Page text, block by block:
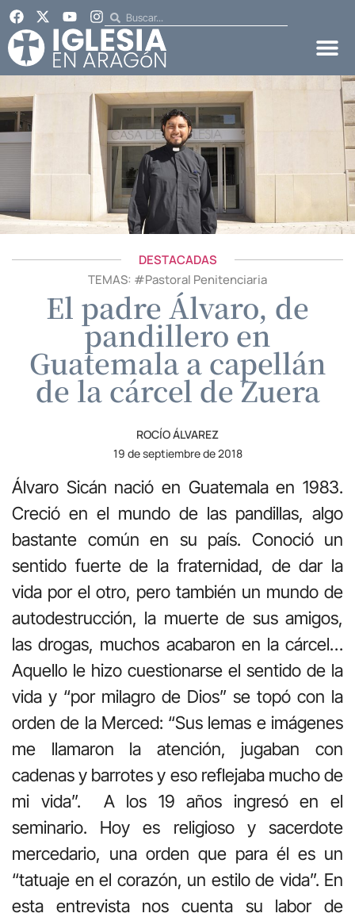
DESTACADAS
TEMAS: #Pastoral Penitenciaria
El padre Álvaro, de
pandillero en
Guatemala a capellán
de la cárcel de Zuera
ROCÍO ÁLVAREZ
19 de septiembre de 2018
Álvaro Sicán nació en Guatemala en 1983.
Creció en el mundo de las pandillas, algo
bastante común en su país. Conoció un
sentido fuerte de la fraternidad, de dar la
vida por el otro, pero también un mundo de
autodestrucción, la muerte de sus amigos,
las drogas, muchos acabaron en la cárcel…
Aquello le hizo cuestionarse el sentido de la
vida y “por milagro de Dios” se topó con la
orden de la Merced: “Sus lemas e imágenes
me llamaron la atención, jugaban con
cadenas y barrotes y eso reflejaba mucho de
mi vida”.
A los 19 años ingresó en el
seminario. Hoy es religioso y sacerdote
mercedario, una orden que para él es un
“tatuaje en el corazón, un estilo de vida”. En
esta entrevista nos cuenta su labor de